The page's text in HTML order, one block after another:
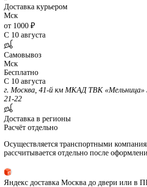
Доставка курьером
Мск
от 1000 ₽
С 10 августа
Самовывоз
Мск
Бесплатно
С 10 августа
г. Москва, 41-й км МКАД ТВК «Мельница»
21-22
Доставка в регионы
Расчёт отдельно
Осуществляется транспортными
рассчитывается отдельно после
Яндекс доставка Москва до двери или в